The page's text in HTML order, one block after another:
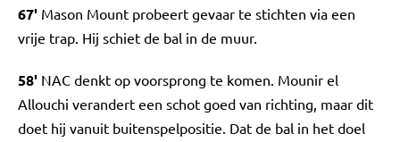
67' Mason Mount probeert gevaar te stichten via een
vrije trap. Hij schiet de bal in de muur.
58' NAC denkt op voorsprong te komen. Mounir el
Allouchi verandert een schot goed van richting, maar dit
doet hij vanuit buitenspelpositie. Dat de bal in het doel